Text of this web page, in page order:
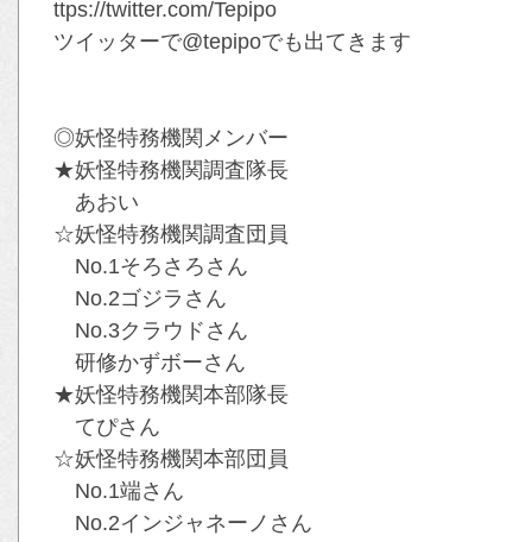
ttps://twitter.com/Tepipo
ツイッターで@tepipoでも出てきます
◎妖怪特務機関メンバー
★妖怪特務機関調査隊長
あおい
☆妖怪特務機関調査団員
No.1そろさろさん
No.2ゴジラさん
No.3クラウドさん
研修かずボーさん
★妖怪特務機関本部隊長
てぴさん
☆妖怪特務機関本部団員
No.1端さん
No.2インジャネーノさん